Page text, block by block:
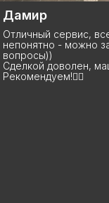
Виталий
Сделка
отлично, покупкой
рекомендую эту
ребята молодцы,
держат! Еще раз